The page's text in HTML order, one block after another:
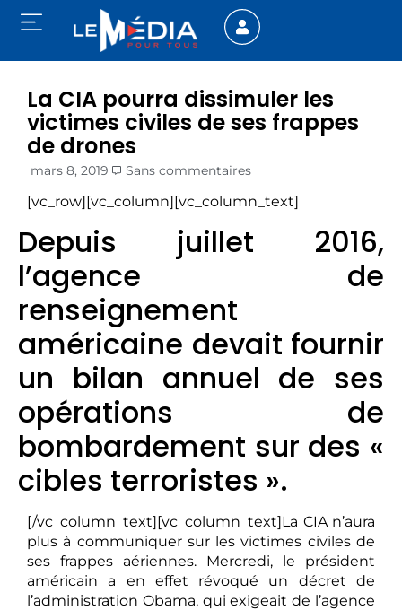
La CIA pourra dissimuler les
victimes civiles de ses frappes
de drones
mars 8, 2019 Sans commentaires
[vc_row][vc_column][vc_column_text]
Depuis juillet 2016,
l’agence de
renseignement
américaine devait fournir
un bilan annuel de ses
opérations de
bombardement sur des «
cibles terroristes ».
[/vc_column_text][vc_column_text]La CIA n’aura
plus à communiquer sur les victimes civiles de
ses frappes aériennes. Mercredi, le président
américain a en effet révoqué un décret de
l’administration Obama, qui exigeait de l’agence